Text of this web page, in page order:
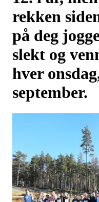
rekken
på deg
slekt og
hver
september.